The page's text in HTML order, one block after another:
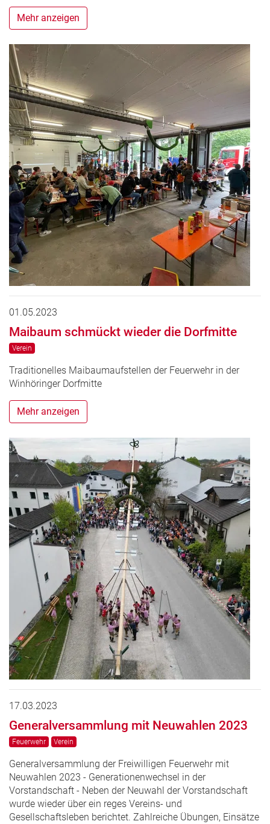
Mehr anzeigen
01.05.2023
Maibaum schmückt wieder die Dorfmitte
Verein
Traditionelles Maibaumaufstellen der Feuerwehr in der
Winhöringer Dorfmitte
Mehr anzeigen
17.03.2023
Generalversammlung mit Neuwahlen 2023
Feuerwehr Verein
Generalversammlung der Freiwilligen Feuerwehr mit
Neuwahlen 2023 - Generationenwechsel in der
Vorstandschaft - Neben der Neuwahl der Vorstandschaft
wurde wieder über ein reges Vereins- und
Gesellschaftsleben berichtet. Zahlreiche Übungen, Einsätze